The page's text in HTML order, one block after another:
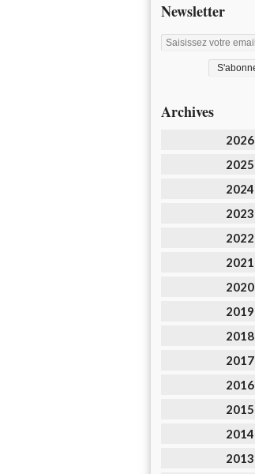
Newsletter
Archives
2026
2025
2024
2023
2022
2021
2020
2019
2018
2017
2016
2015
2014
2013